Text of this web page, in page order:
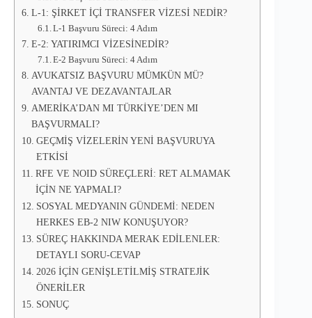
L-1: ŞİRKET İÇİ TRANSFER VİZESİ NEDİR?
L-1 Başvuru Süreci: 4 Adım
E-2: YATIRIMCI VİZESİNEDİR?
E-2 Başvuru Süreci: 4 Adım
AVUKATSIZ BAŞVURU MÜMKÜN MÜ?
AVANTAJ VE DEZAVANTAJLAR
AMERİKA’DAN MI TÜRKİYE’DEN MI
BAŞVURMALI?
GEÇMİŞ VİZELERİN YENİ BAŞVURUYA
ETKİSİ
RFE VE NOID SÜREÇLERİ: RET ALMAMAK
İÇİN NE YAPMALI?
SOSYAL MEDYANIN GÜNDEMİ: NEDEN
HERKES EB-2 NIW KONUŞUYOR?
SÜREÇ HAKKINDA MERAK EDİLENLER:
DETAYLI SORU-CEVAP
2026 İÇİN GENİŞLETİLMİŞ STRATEJİK
ÖNERİLER
SONUÇ